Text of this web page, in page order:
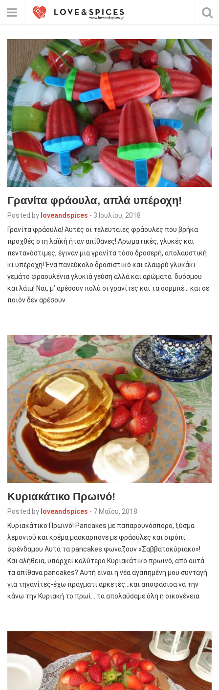
Γρανίτα φράουλα, απλά υπέροχη!
Posted by loveandspices - 3 Ιουλίου, 2018
Γρανίτα φράουλα! Αυτές οι τελευταίες φράουλες που βρήκα
προχθές στη λαϊκή ήταν απίθανες! Αρωματικές, γλυκές και
πεντανόστιμες, έγιναν μια γρανίτα τόσο δροσερή, απολαυστική
κι υπέροχη! Ένα πανεύκολο δροσιστικό και ελαφρύ γλυκάκι
γεμάτο φραουλένια γλυκιά γεύση αλλά και αρώματα δυόσμου
και λάιμ! Ναι, μ’ αρέσουν πολύ οι γρανίτες και τα σορμπέ… και σε
ποιόν δεν αρέσουν
Κυριακάτικο Πρωινό!
Posted by loveandspices - 7 Μαΐου, 2018
Κυριακάτικο Πρωινό! Pancakes με παπαρουνόσπορο, ξύσμα
λεμονιού και κρέμα μασκαρπόνε με φράουλες και σιρόπι
σφένδαμου Αυτά τα pancakes φωνάζουν «Σαββατοκύριακο»!
Και αλήθεια, υπάρχει καλύτερο Κυριακάτικο πρωινό, από αυτά
τα απίθανα pancakes? Αυτή είναι η νέα αγαπημένη μου συνταγή
για τηγανίτες-έχω πράγματι αρκετές…και αποφάσισα να την
κάνω την Κυριακή το πρωί… τα απολαύσαμε όλη η οικογένεια